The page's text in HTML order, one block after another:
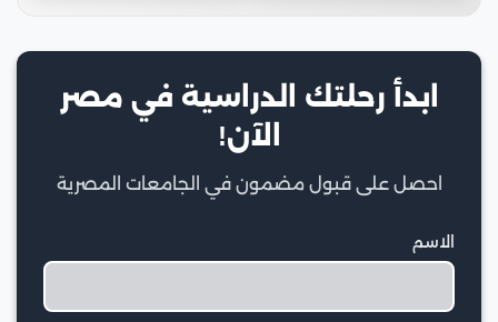
ابدأ رحلتك الدراسية في مصر
الآن!
احصل على قبول مضمون في الجامعات المصرية
الاسم